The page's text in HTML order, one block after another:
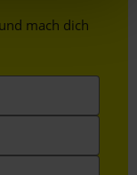
mach dich